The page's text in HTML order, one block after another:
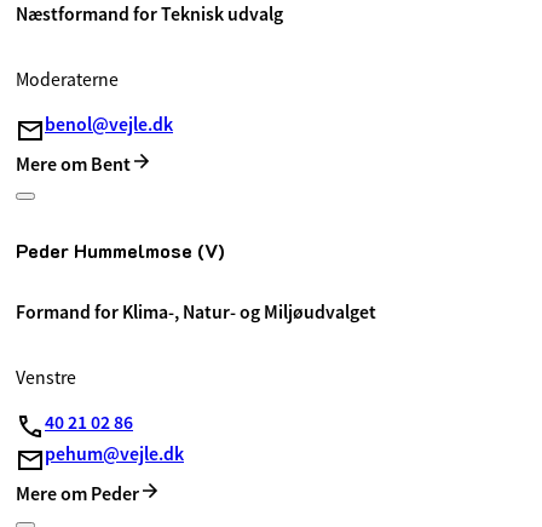
Næstformand for Teknisk udvalg
Moderaterne
benol@vejle.dk
Mere om Bent
Peder Hummelmose (V)
Formand for Klima-, Natur- og Miljøudvalget
Venstre
40 21 02 86
pehum@vejle.dk
Mere om Peder